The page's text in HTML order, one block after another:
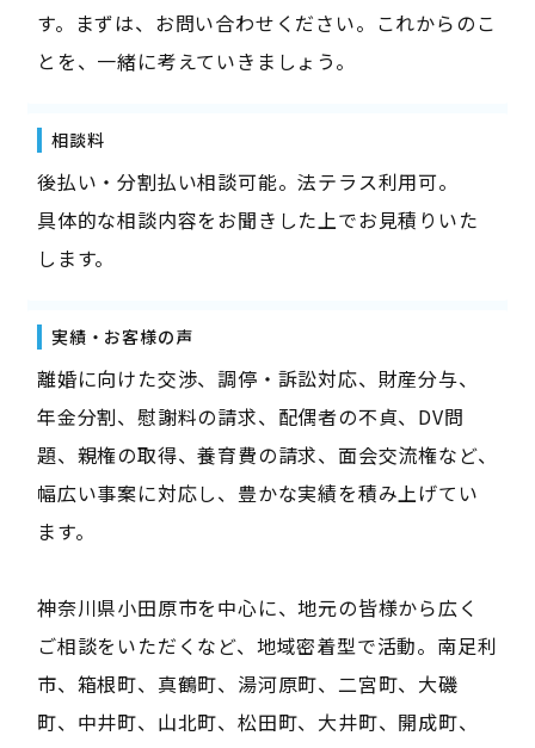
す。まずは、お問い合わせください。これからのこ
とを、一緒に考えていきましょう。
相談料
後払い・分割払い相談可能。法テラス利用可。
具体的な相談内容をお聞きした上でお見積りいた
します。
実績・お客様の声
離婚に向けた交渉、調停・訴訟対応、財産分与、
年金分割、慰謝料の請求、配偶者の不貞、DV問
題、親権の取得、養育費の請求、面会交流権など、
幅広い事案に対応し、豊かな実績を積み上げてい
ます。
神奈川県小田原市を中心に、地元の皆様から広く
ご相談をいただくなど、地域密着型で活動。南足利
市、箱根町、真鶴町、湯河原町、二宮町、大磯
町、中井町、山北町、松田町、大井町、開成町、